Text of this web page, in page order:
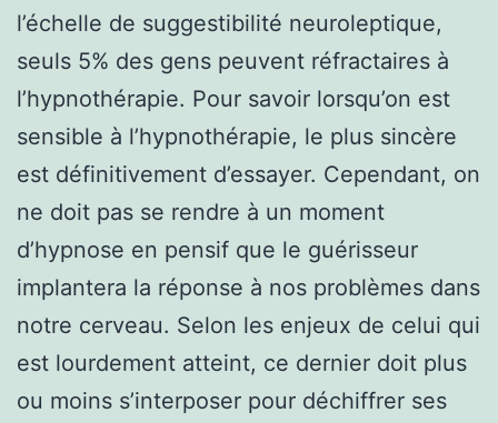
l’échelle de suggestibilité neuroleptique,
seuls 5% des gens peuvent réfractaires à
l’hypnothérapie. Pour savoir lorsqu’on est
sensible à l’hypnothérapie, le plus sincère
est définitivement d’essayer. Cependant, on
ne doit pas se rendre à un moment
d’hypnose en pensif que le guérisseur
implantera la réponse à nos problèmes dans
notre cerveau. Selon les enjeux de celui qui
est lourdement atteint, ce dernier doit plus
ou moins s’interposer pour déchiffrer ses